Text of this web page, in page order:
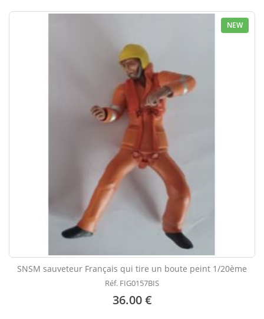
NEW
SNSM sauveteur Français qui tire un boute peint 1/20ème
Réf. FIG0157BIS
36.00 €